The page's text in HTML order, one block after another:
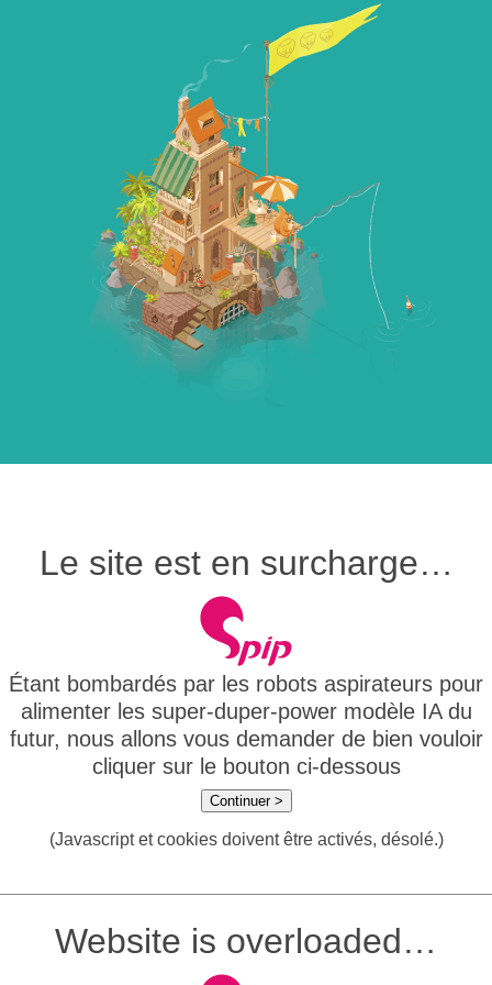
Le site est en surcharge…
Étant bombardés par les robots aspirateurs pour
alimenter les super-duper-power modèle IA du
futur, nous allons vous demander de bien vouloir
cliquer sur le bouton ci-dessous
Continuer >
(Javascript et cookies doivent être activés, désolé.)
Website is overloaded…